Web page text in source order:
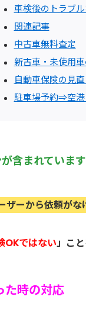
車検後のトラブ
関連記事
中古車無料査定
新古車・未使用
自動車保険の見
駐車場予約⇒空港
含まれています
ザーから依頼が
OKではない」こ
た時の対応